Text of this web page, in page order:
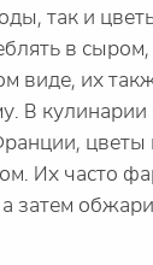
так и
в
виде, их
В кулинарии
цветы
Их часто
затем